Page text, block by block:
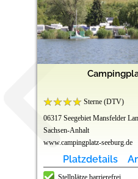
Sterne (DTV)
06317 Seegebiet Mansfelder
Sachsen-Anhalt
www.campingplatz-seeburg.de
Platzdetails
Stellplätze barrierefrei